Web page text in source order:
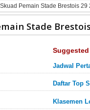
Pemain Stade Brestois 29
Stade
Jadwal
Daftar Top
Klasemen